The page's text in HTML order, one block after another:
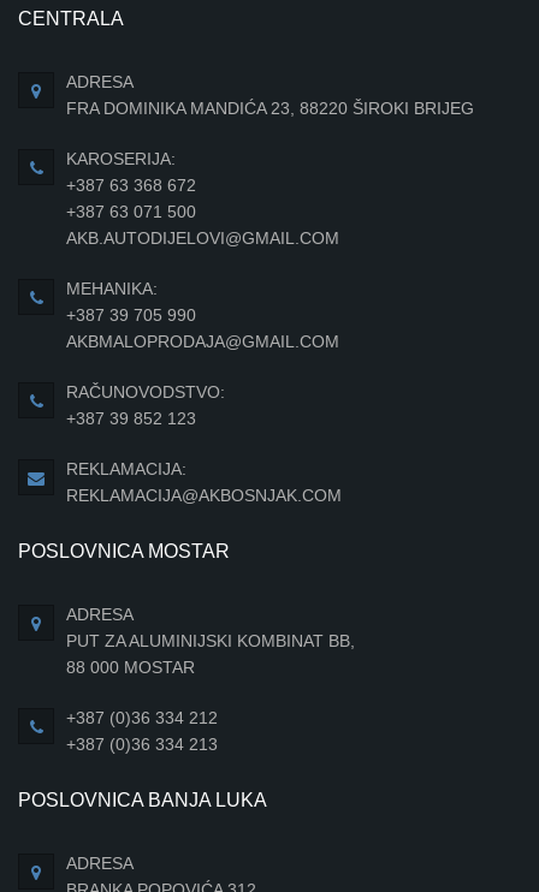
CENTRALA
ADRESA
FRA DOMINIKA MANDIĆA 23, 88220 ŠIROKI BRIJEG
KAROSERIJA:
+387 63 368 672
+387 63 071 500
AKB.AUTODIJELOVI@GMAIL.COM
MEHANIKA:
+387 39 705 990
AKBMALOPRODAJA@GMAIL.COM
RAČUNOVODSTVO:
+387 39 852 123
REKLAMACIJA:
REKLAMACIJA@AKBOSNJAK.COM
POSLOVNICA MOSTAR
ADRESA
PUT ZA ALUMINIJSKI KOMBINAT BB,
88 000 MOSTAR
+387 (0)36 334 212
+387 (0)36 334 213
POSLOVNICA BANJA LUKA
ADRESA